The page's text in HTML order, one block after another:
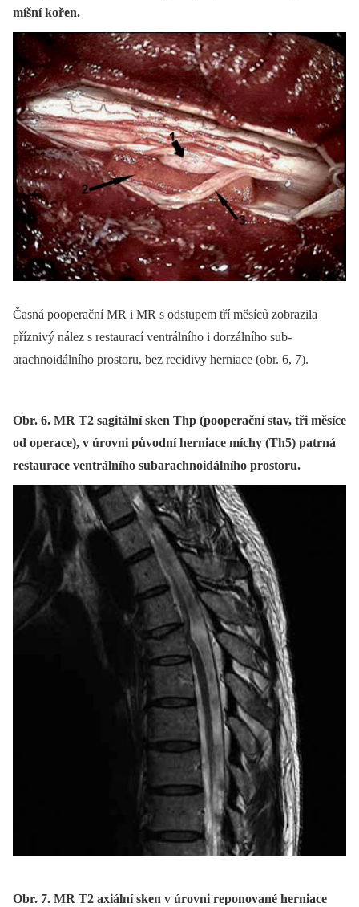
míšní kořen.
Časná pooperační MR i MR s odstupem tří měsíců zobrazila
příznivý nález s restaurací ventrálního i dorzálního sub­
arachnoidálního prostoru, bez recidivy herniace (obr. 6, 7).
Obr. 6. MR T2 sagitální sken Thp (pooperační stav, tři měsíce
od operace), v úrovni původní herniace míchy (Th5) patrná
restaurace ventrálního subarachnoidálního prostoru.
Obr. 7. MR T2 axiální sken v úrovni reponované herniace